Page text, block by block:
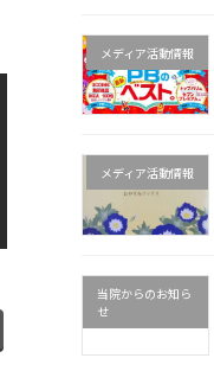
メディア活動情報
メディア活動情報
当院からのお知ら
せ